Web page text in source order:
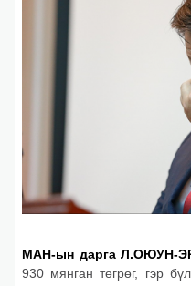
МАН-ын дарга Л.ОЮУН-
930 мянган төгрөг, гэр